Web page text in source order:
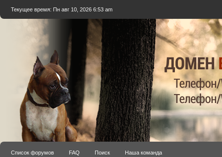
Текущее время: Пн авг 10, 2026 6:53 am
Список форумов FAQ Поиск Наша команда